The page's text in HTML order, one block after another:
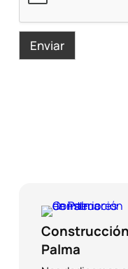
Enviar
Palma